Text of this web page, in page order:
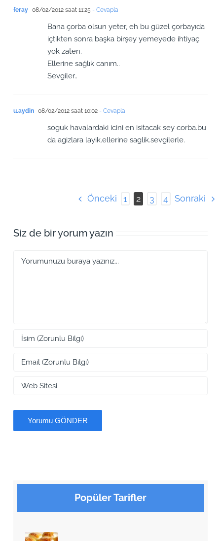
feray 08/02/2012 saat 11:25 - Cevapla
Bana çorba olsun yeter, eh bu güzel çorbayıda
içtikten sonra başka birşey yemeyede ihtiyaç
yok zaten.
Ellerine sağlık canım..
Sevgiler..
u.aydin 08/02/2012 saat 10:02- Cevapla
soguk havalardaki icini en isitacak sey corba.bu
da agizlara layik.ellerine saglik.sevgilerle.
Önceki 1 2 3 4 Sonraki
Siz de bir yorum yazın
Popüler Tarifler